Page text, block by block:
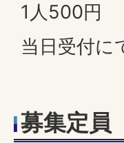
1人500円
当日受付に
募集定員